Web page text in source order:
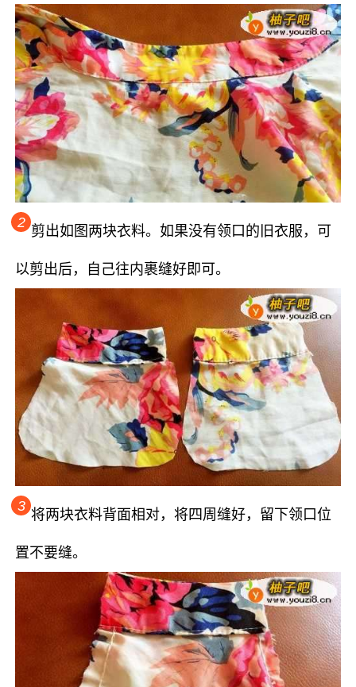
2
剪出如图两块衣料。如果没有领口的旧衣服，可
以剪出后，自己往内裹缝好即可。
3
将两块衣料背面相对，将四周缝好，留下领口位
置不要缝。